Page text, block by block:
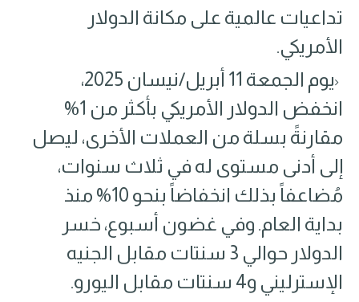
تداعيات عالمية على مكانة الدولار
الأمريكي.
يوم الجمعة 11 أبريل/نيسان 2025،
انخفض الدولار الأمريكي بأكثر من 1%
مقارنةً بسلة من العملات الأخرى، ليصل
إلى أدنى مستوى له في ثلاث سنوات،
مُضاعفاً بذلك انخفاضاً بنحو 10% منذ
بداية العام. وفي غضون أسبوع، خسر
الدولار حوالي 3 سنتات مقابل الجنيه
الإسترليني و4 سنتات مقابل اليورو.